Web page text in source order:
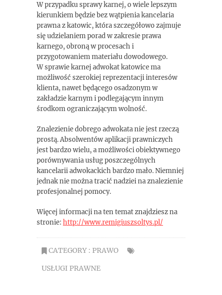
W przypadku sprawy karnej, o wiele lepszym
kierunkiem będzie bez wątpienia kancelaria
prawna z katowic, która szczegółowo zajmuje
się udzielaniem porad w zakresie prawa
karnego, obroną w procesach i
przygotowaniem materiału dowodowego.
W sprawie karnej adwokat katowice ma
możliwość szerokiej reprezentacji interesów
klienta, nawet będącego osadzonym w
zakładzie karnym i podlegającym innym
środkom ograniczającym wolność.
Znalezienie dobrego adwokata nie jest rzeczą
prostą. Absolwentów aplikacji prawniczych
jest bardzo wielu, a możliwości obiektywnego
porównywania usług poszczególnych
kancelarii adwokackich bardzo mało. Niemniej
jednak nie można tracić nadziei na znalezienie
profesjonalnej pomocy.
Więcej informacji na ten temat znajdziesz na
stronie: http://www.remigiuszsoltys.pl/
CATEGORY : PRAWO
USŁUGI PRAWNE